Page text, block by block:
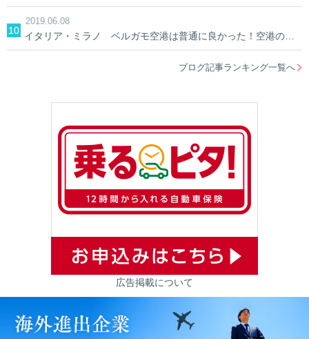
2019.06.08
イタリア・ミラノ ベルガモ空港は普通に良かった！空港の中&空港への行き方
ブログ記事ランキング一覧へ
広告掲載について